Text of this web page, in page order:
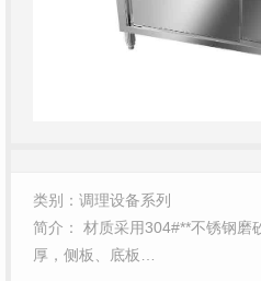
类别：调理设备系列
简介： 材质采用304#**不锈钢磨
厚，侧板、底板…